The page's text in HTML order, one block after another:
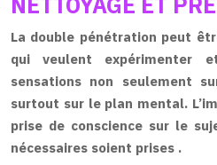
La double pénétration peut
qui veulent expérimenter
sensations non seulement
surtout sur le plan mental.
prise de conscience sur le
nécessaires soient prises .